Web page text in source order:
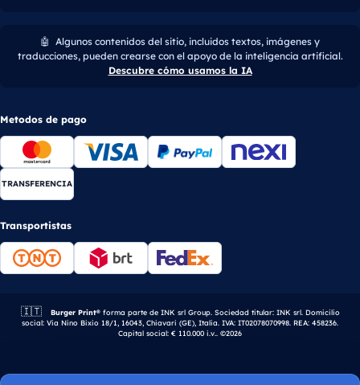
🤖 Algunos contenidos del sitio, incluidos textos, imágenes y
traducciones, pueden crearse con el apoyo de la inteligencia artificial.
Descubre cómo usamos la IA
Metodos de pago
TRANSFERENCIA
Transportistas
🇮🇹 Empresa italiana.
Burger Print®forma parte de INK srl Group. Sociedad titular: INK srl. Domicilio
social: Via Nino Bixio 18/1, 16043, Chiavari (GE), Italia. IVA: IT02078070998. REA: 458236.
Capital social: € 110.000 i.v.. ©2026